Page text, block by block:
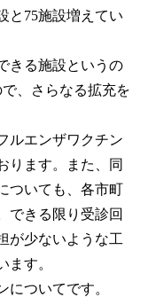
と75施設増えてい
きる施設というの
、さらなる拡充を
ルエンザワクチン
ります。また、同
ついても、各市町
できる限り受診回
が少ないような工
ます。
ついてです。